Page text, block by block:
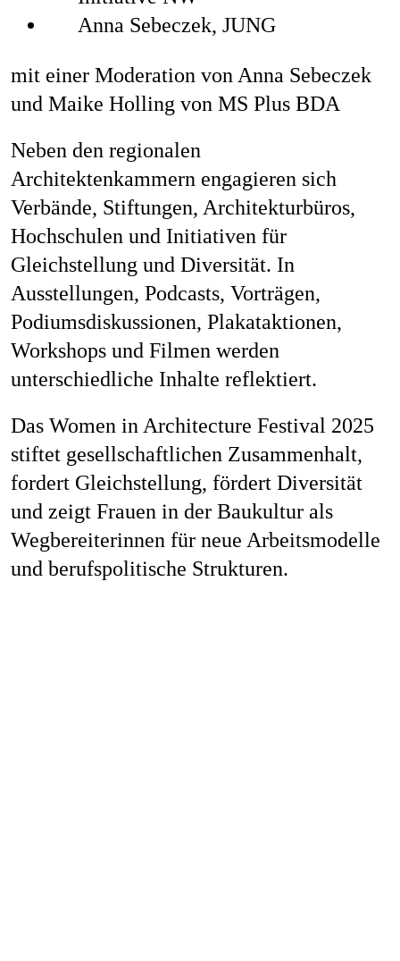
Anna Sebeczek, JUNG
mit einer Moderation von Anna Sebeczek
und Maike Holling von MS Plus BDA
Neben den regionalen
Architektenkammern engagieren sich
Verbände, Stiftungen, Architekturbüros,
Hochschulen und Initiativen für
Gleichstellung und Diversität. In
Ausstellungen, Podcasts, Vorträgen,
Podiumsdiskussionen, Plakataktionen,
Workshops und Filmen werden
unterschiedliche Inhalte reflektiert.
Das Women in Architecture Festival 2025
stiftet gesellschaftlichen Zusammenhalt,
fordert Gleichstellung, fördert Diversität
und zeigt Frauen in der Baukultur als
Wegbereiterinnen für neue Arbeitsmodelle
und berufspolitische Strukturen.